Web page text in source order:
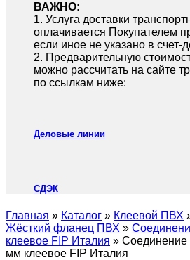
ВАЖНО:
1.⁠ ⁠Услуга доставки
оплачивается Покупателем
если иное не указано в счет-
2.⁠ ⁠Предварительную
можно рассчитать на сайте
по ссылкам ниже:
Деловые линии
СДЭК
Главная » Каталог » Клеевой ПВХ
Жёсткий фланец ПВХ »
клеевое FIP Италия »
мм клеевое FIP Италия